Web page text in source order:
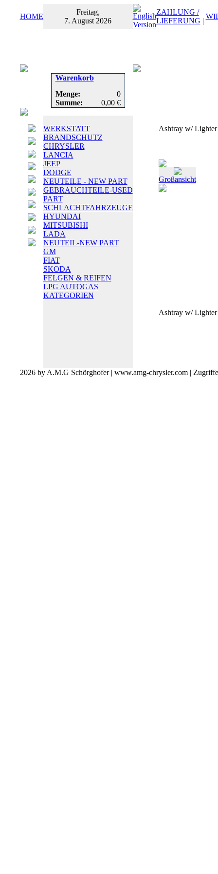
HOME
Freitag,
7. August 2026
ZAHLUNG /
LIEFERUNG |
Warenkorb
Menge:
0
Summe:
0,00 €
WERKSTATT
BRANDSCHUTZ
CHRYSLER
LANCIA
JEEP
DODGE
NEUTEILE - NEW PART
GEBRAUCHTEILE-USED
PART
SCHLACHTFAHRZEUGE
HYUNDAI
MITSUBISHI
LADA
NEUTEIL-NEW PART
GM
FIAT
SKODA
FELGEN & REIFEN
LPG AUTOGAS
KATEGORIEN
Ashtray w/ Lighter
Großansicht
Ashtray w/ Lighter
2026 by A.M.G Schörghofer | www.amg-chrysler.com |